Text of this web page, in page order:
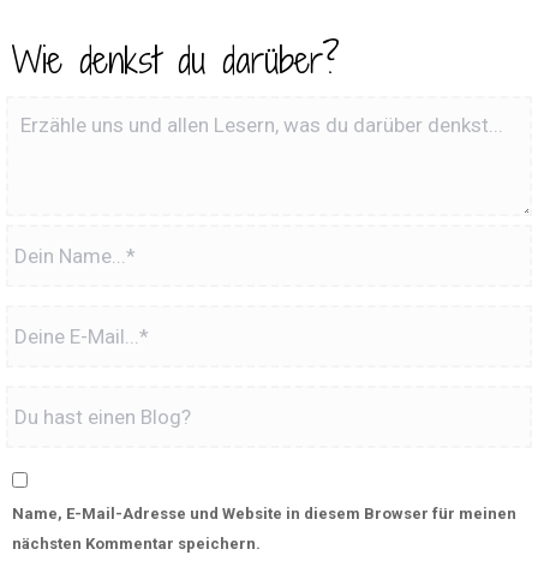
Wie denkst du darüber?
Name, E-Mail-Adresse und Website in diesem Browser für meinen
nächsten Kommentar speichern.